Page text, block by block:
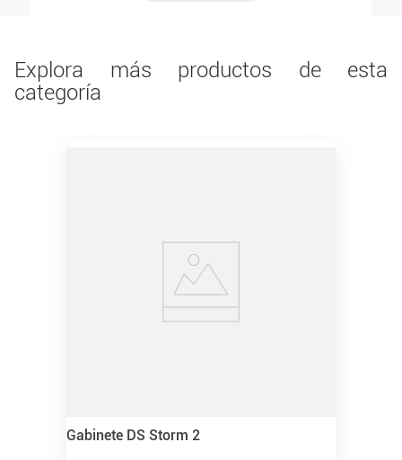
confirmadas. Antes de instalarlo o utilizarlo,
conviene verificar medidas, conexiones,
alimentación y compatibilidad con el resto del
Explora más productos de esta
categoría
Gabinete DS Storm 2